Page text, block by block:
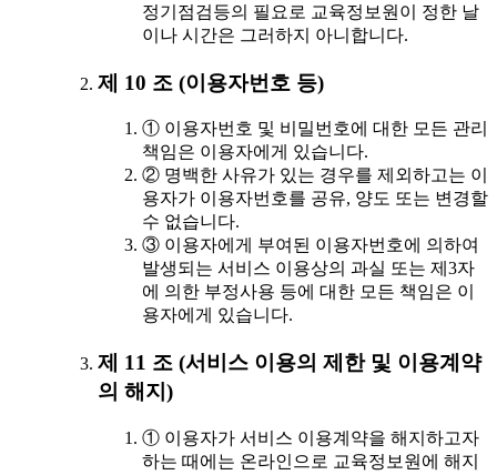
정기점검등의 필요로 교육정보원이 정한 날
이나 시간은 그러하지 아니합니다.
제 10 조 (이용자번호 등)
① 이용자번호 및 비밀번호에 대한 모든 관리
책임은 이용자에게 있습니다.
② 명백한 사유가 있는 경우를 제외하고는 이
용자가 이용자번호를 공유, 양도 또는 변경할
수 없습니다.
③ 이용자에게 부여된 이용자번호에 의하여
발생되는 서비스 이용상의 과실 또는 제3자
에 의한 부정사용 등에 대한 모든 책임은 이
용자에게 있습니다.
제 11 조 (서비스 이용의 제한 및 이용계약
의 해지)
① 이용자가 서비스 이용계약을 해지하고자
하는 때에는 온라인으로 교육정보원에 해지